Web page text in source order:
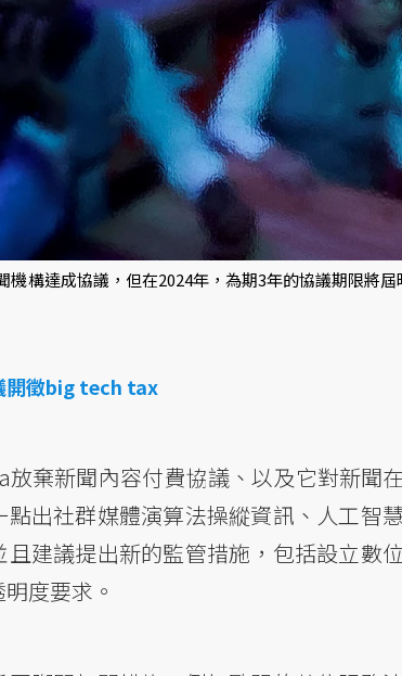
機構達成協議，但在2024年，為期3年的協議期限將
開徵big tech tax
放棄新聞內容付費協議、以及它對新聞
出社群媒體演算法操縱資訊、人工智
建議提出新的監管措施，包括設立數
度要求。